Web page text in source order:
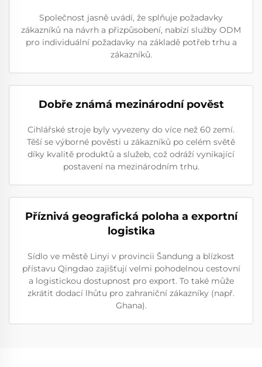
Společnost jasně uvádí, že splňuje požadavky
zákazníků na návrh a přizpůsobení, nabízí služby ODM
pro individuální požadavky na základě potřeb trhu a
zákazníků.
Dobře známá mezinárodní pověst
Cihlářské stroje byly vyvezeny do více než 60 zemí.
Těší se výborné pověsti u zákazníků po celém světě
díky kvalitě produktů a služeb, což odráží vynikající
postavení na mezinárodním trhu.
Příznivá geografická poloha a exportní
logistika
Sídlo ve městě Linyi v provincii Šandung a blízkost
přístavu Qingdao zajišťují velmi pohodelnou cestovní
a logistickou dostupnost pro export. To také může
zkrátit dodací lhůtu pro zahraniční zákazníky (např.
Ghana).